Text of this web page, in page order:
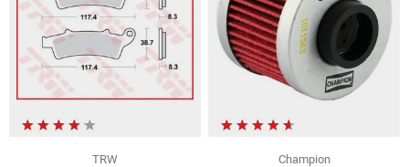
TRW
Champion